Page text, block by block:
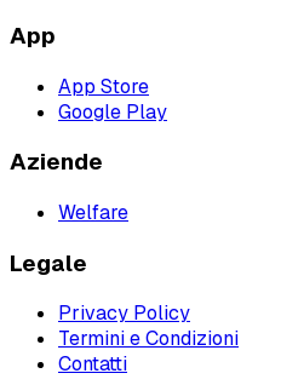
App
App Store
Google Play
Aziende
Welfare
Legale
Privacy Policy
Termini e Condizioni
Contatti